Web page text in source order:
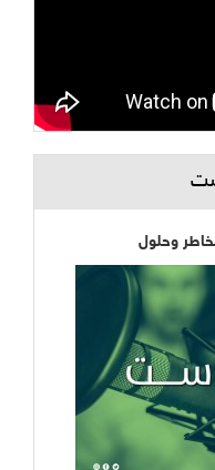
وحلول